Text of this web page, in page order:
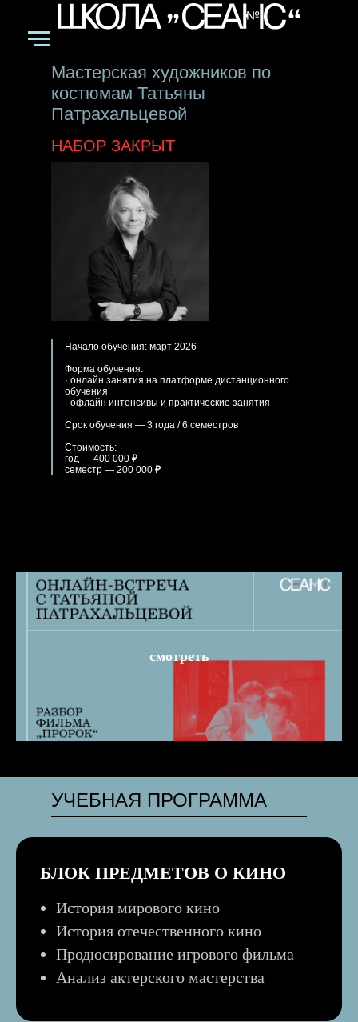
Начало обучения: март 2026
Форма обучения:
· онлайн занятия на платформе дистанционного
обучения
· офлайн интенсивы и практические занятия
Срок обучения — 3 года / 6 семестров
Стоимость:
год — 400 000 ₽
семестр — 200 000 ₽
Мастерская художников по
костюмам Татьяны
Патрахальцевой
НАБОР ЗАКРЫТ
смотреть
УЧЕБНАЯ ПРОГРАММА
БЛОК ПРЕДМЕТОВ О КИНО
История мирового кино
История отечественного кино
Продюсирование игрового фильма
Анализ актерского мастерства